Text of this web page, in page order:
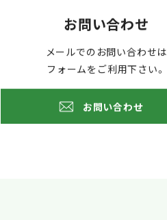
お問い合わせ
メールでのお問い合わせは
フォームをご利用下さい。
お問い合わせ